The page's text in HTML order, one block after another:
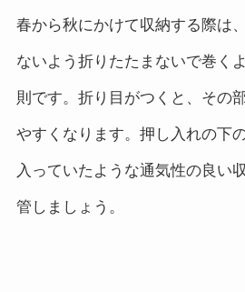
春から秋にかけて収納する際は
ないよう折りたたまないで巻く
則です。折り目がつくと、その
やすくなります。押し入れの下
入っていたような通気性の良い
管しましょう。